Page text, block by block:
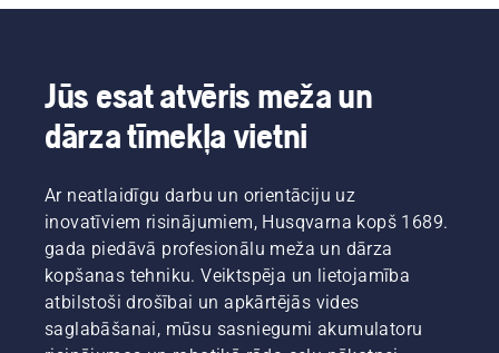
Jūs esat atvēris meža un
dārza tīmekļa vietni
Ar neatlaidīgu darbu un orientāciju uz
inovatīviem risinājumiem, Husqvarna kopš 1689.
gada piedāvā profesionālu meža un dārza
kopšanas tehniku. Veiktspēja un lietojamība
atbilstoši drošībai un apkārtējās vides
saglabāšanai, mūsu sasniegumi akumulatoru